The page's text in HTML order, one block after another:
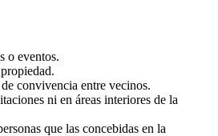
o eventos.
convivencia entre vecinos.
ni en áreas interiores de la
que las concebidas en la